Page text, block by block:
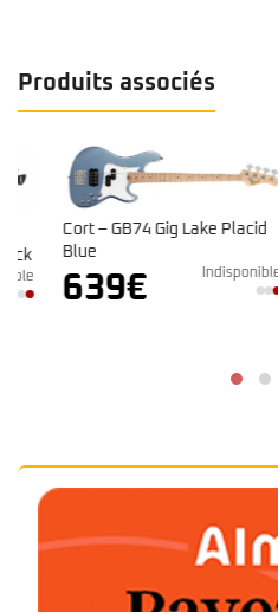
Produits associés
Cort – GB74 Gig Lake Placid
Blue
639€ Indisponible